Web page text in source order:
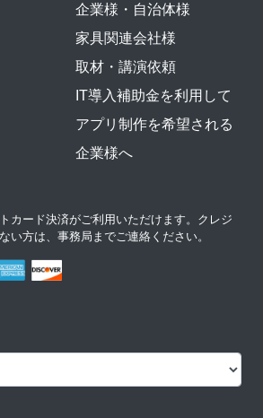
企業様・自治体様
家具関連会社様
取材・講演依頼
IT導入補助金を利用して
アプリ制作を希望される
企業様へ
カード決済がご利用いただけます。クレジ
い方は、事務局までご連絡ください。